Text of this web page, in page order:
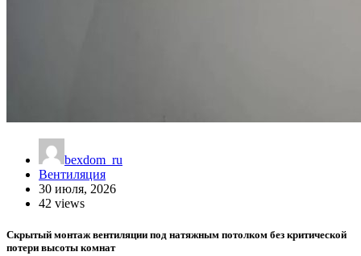
bexdom_ru
Вентиляция
30 июля, 2026
42 views
Скрытый монтаж вентиляции под натяжным потолком без критической
потери высоты комнат